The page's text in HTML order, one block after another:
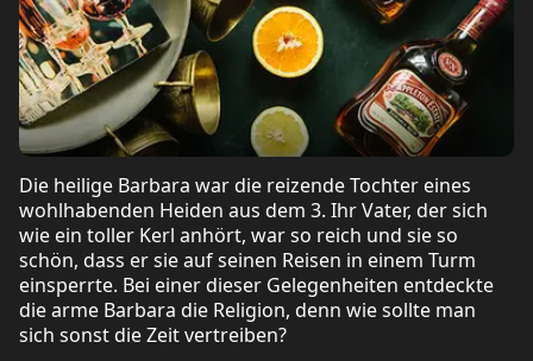
Die heilige Barbara war die reizende Tochter eines
wohlhabenden Heiden aus dem 3. Ihr Vater, der sich
wie ein toller Kerl anhört, war so reich und sie so
schön, dass er sie auf seinen Reisen in einem Turm
einsperrte. Bei einer dieser Gelegenheiten entdeckte
die arme Barbara die Religion, denn wie sollte man
sich sonst die Zeit vertreiben?